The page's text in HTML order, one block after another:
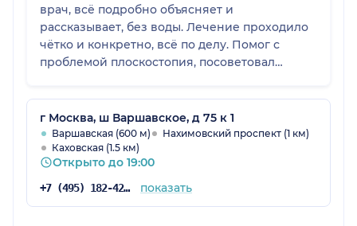
врач, всё подробно объясняет и
рассказывает, без воды. Лечение проходило
чётко и конкретно, всё по делу. Помог с
проблемой плоскостопия, посоветовал
Было несколько визитов, всё проходило
спокойно и уверенно, результатом довольны.
г Москва, ш Варшавское, д 75 к 1
Варшавская (600 м)
Нахимовский проспект (1 км)
Каховская (1.5 км)
Открыто до 19:00
+7 (495) 182-42-70 показать